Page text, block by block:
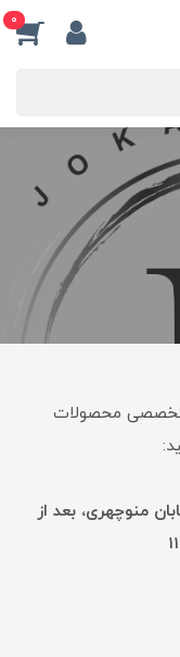
0
تخصصی محصولات
منوچهری، بعد از